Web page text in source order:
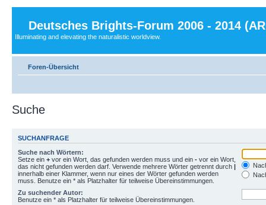
Deutsches Brights-Forum 2006 - 2014
Illuminating and elevating the naturalistic worldview.
Foren-Übersicht
Suche
SUCHANFRAGE
Suche nach Wörtern:
Setze ein + vor ein Wort, das gefunden werden muss und ein - vor ein Wort,
das nicht gefunden werden darf. Verwende mehrere Wörter getrennt durch |
innerhalb einer Klammer, wenn nur eines der Wörter gefunden werden
muss. Benutze ein * als Platzhalter für teilweise Übereinstimmungen.
Zu suchender Autor:
Benutze ein * als Platzhalter für teilweise Übereinstimmungen.